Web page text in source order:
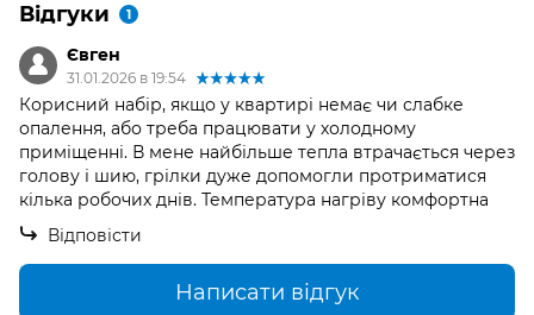
Відгуки 1
Євген
31.01.2026 в 19:54
Корисний набір, якщо у квартирі немає чи слабке
опалення, або треба працювати у холодному
приміщенні. В мене найбільше тепла втрачається через
голову і шию, грілки дуже допомогли протриматися
кілька робочих днів. Температура нагріву комфортна
Відповісти
Написати відгук